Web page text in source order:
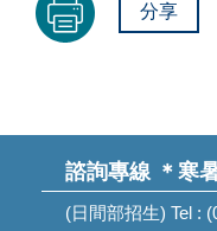
分享
諮詢專線 ＊寒
(日間部招生) Tel :